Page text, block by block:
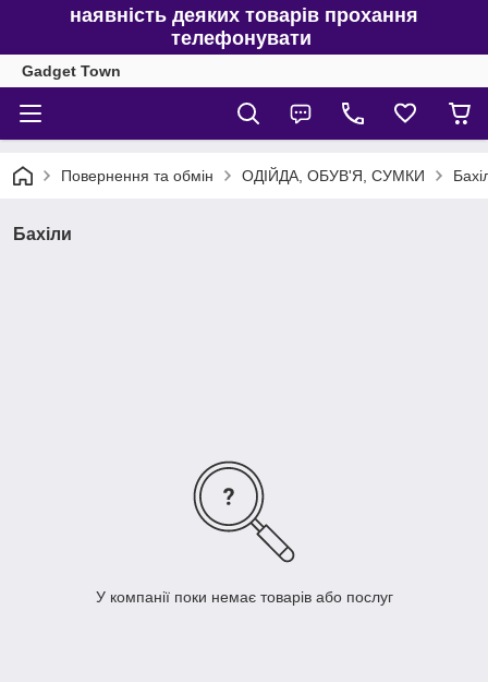
наявність деяких товарів прохання
телефонувати
Gadget Town
Повернення та обмін ОДІЙДА, ОБУВ'Я, СУМКИ
Бахіли
У компанії поки немає товарів або послуг